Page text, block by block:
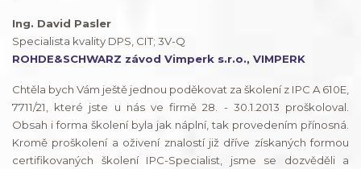
Ing. David Pasler
Specialista kvality DPS, CIT; 3V-Q
ROHDE&SCHWARZ závod Vimperk s.r.o., VIMPERK
Chtěla bych Vám ještě jednou poděkovat za školení z IPC A 610E,
7711/21, které jste u nás ve firmě 28. - 30.1.2013 proškoloval.
Obsah i forma školení byla jak náplní, tak provedením přínosná.
Kromě proškolení a oživení znalostí již dříve získaných formou
certifikovaných školení IPC-Specialist, jsme se dozvěděli a